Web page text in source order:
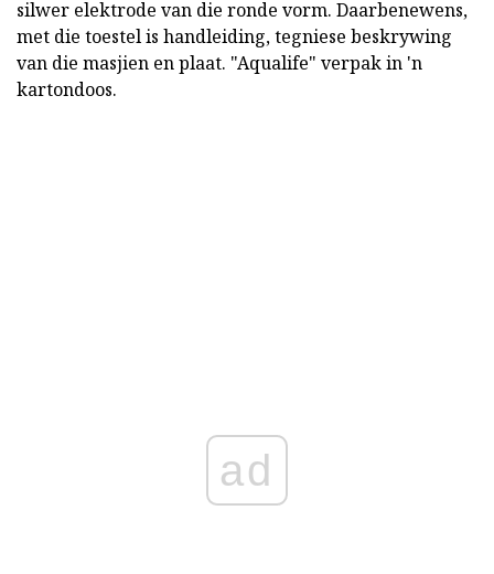
silwer elektrode van die ronde vorm. Daarbenewens,
met die toestel is handleiding, tegniese beskrywing
van die masjien en plaat. "Aqualife" verpak in 'n
kartondoos.
ad